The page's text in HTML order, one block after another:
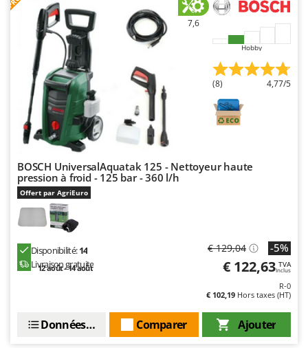
Tondeuses autoportées
Tondeuses débroussailleuses thermiques
Trancheuses
Trancheuses de sol
Transpalettes
Treuils de débardage
Tronçonneuses
V
Vêtements de Sécurité
Vibroculteurs à tracteur
Lampacrescia - MGM
Landxcape
LAR Casalinghi
Lavor
Linea VZ
Lisam
Lotusgrill
M
M.A.I.BO.
Macom
Macte Ovens
Makita
MAMMAMIA
Marcato
7,6
Hobby
(8) 4,77/5
BOSCH UniversalAquatak 125 - Nettoyeur haute
pression à froid - 125 bar - 360 l/h
Offert par AgriEuro
Disponibilité:14
Livraison gratuite
12 août - 14 août
€ 129,04 -5%
€ 122,63 TVA
Inclus
R-0
€ 102,19 Hors taxes (HT)
Ajouter
Comparer
Données techniques